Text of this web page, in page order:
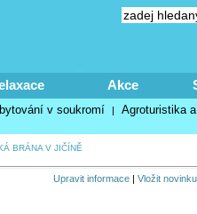
Akce
v soukromí | Agroturistika
BRÁNA V JIČÍNĚ
Upravit informace| Vložit novinku